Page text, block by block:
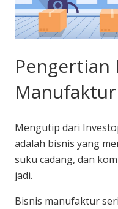
Pengertian
Manufaktur
Mengutip dari
adalah bisnis yang
suku cadang, dan
jadi.
Bisnis manufaktur